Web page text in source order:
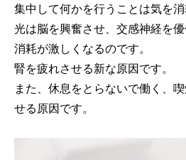
集中して何かを行うことは気を消
光は脳を興奮させ、交感神経を優
消耗が激しくなるのです。
腎を疲れさせる新な原因です。
また、休息をとらないで働く、
せる原因です。